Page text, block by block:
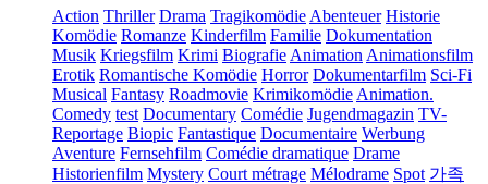
Action Thriller Drama Tragikomödie Abenteuer Historie
Komödie Romanze Kinderfilm Familie Dokumentation
Musik Kriegsfilm Krimi Biografie Animation Animationsfilm
Erotik Romantische Komödie Horror Dokumentarfilm Sci-Fi
Musical Fantasy Roadmovie Krimikomödie Animation.
Comedy test Documentary Comédie Jugendmagazin TV-
Reportage Biopic Fantastique Documentaire Werbung
Aventure Fernsehfilm Comédie dramatique Drame
Historienfilm Mystery Court métrage Mélodrame Spot 가족